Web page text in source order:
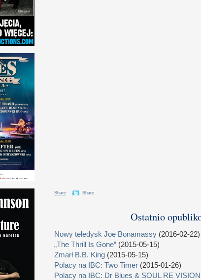
Share Share
Ostatnio
Nowy teledysk Joe Bonamassy (2016-02-22)
„The Thrill Is Gone” (2015-05-15)
Zmarł B.B. King (2015-05-15)
Polacy na IBC: Two Timer (2015-01-26)
Polacy na IBC: Dr Blues & SOUL RE VISION